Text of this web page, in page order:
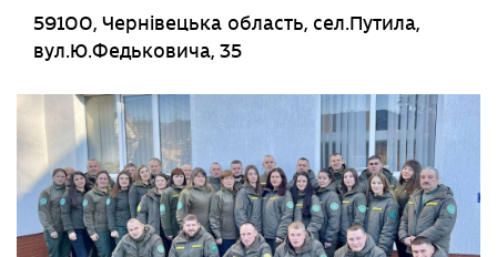
59100, Чернівецька область, сел.Путила,
вул.Ю.Федьковича, 35